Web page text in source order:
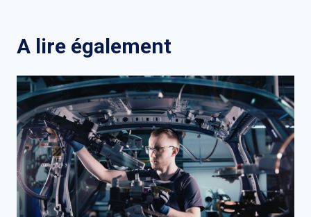
A lire également